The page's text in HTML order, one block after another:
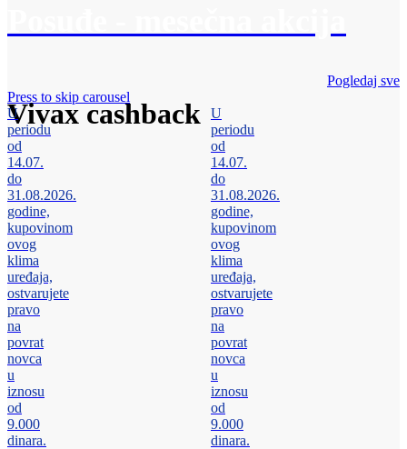
Vivax cashback
Pogledaj sve
Press to skip carousel
U
periodu
od
14.07.
do
31.08.2026.
godine,
kupovinom
ovog
klima
uređaja,
ostvarujete
pravo
na
povrat
novca
u
iznosu
od
9.000
dinara.
U
periodu
od
14.07.
do
31.08.2026.
godine,
kupovinom
ovog
klima
uređaja,
ostvarujete
pravo
na
povrat
novca
u
iznosu
od
9.000
dinara.